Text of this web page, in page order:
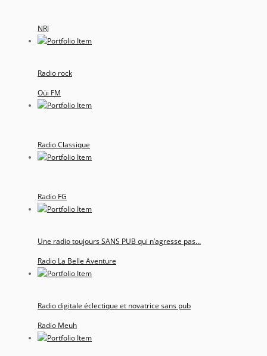
NRJ
Radio rock
Oüi FM
Radio Classique
Radio FG
Une radio toujours SANS PUB qui n’agresse pas...
Radio La Belle Aventure
Radio digitale éclectique et novatrice sans pub
Radio Meuh